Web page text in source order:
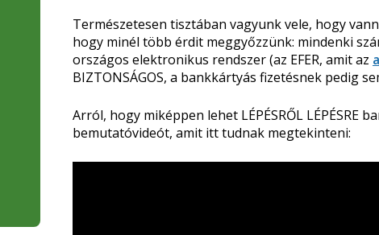
Természetesen tisztában vagyunk vele, hogy
hogy minél több érdit meggyőzzünk: mindenki
országos elektronikus rendszer (az EFER, amit az
BIZTONSÁGOS, a bankkártyás fizetésnek pedig
Arról, hogy miképpen lehet LÉPÉSRŐL
bemutatóvideót, amit itt tudnak megtekinteni: